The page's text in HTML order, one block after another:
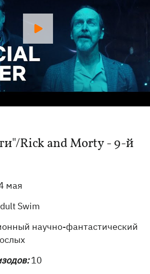
Rick and Morty - 9-й
мая
Swim
научно-фантастический
10